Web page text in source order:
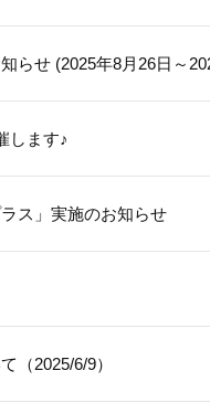
せ (2025年8月26日～
します♪
ス」実施のお知らせ
（2025/6/9）